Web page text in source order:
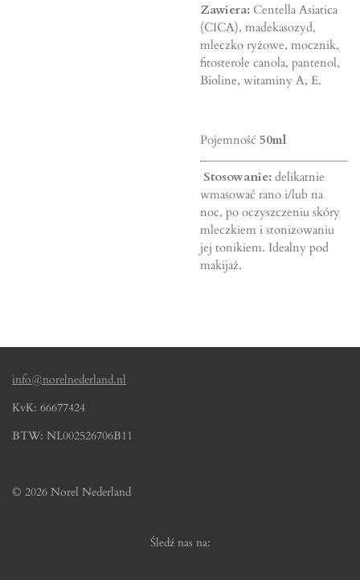
Zawiera: Centella Asiatica
(CICA), madekasozyd,
mleczko ryżowe, mocznik,
fitosterole canola, pantenol,
Bioline, witaminy A, E.
Pojemność 50ml
Stosowanie: delikatnie
wmasować rano i/lub na
noc, po oczyszczeniu skóry
mleczkiem i stonizowaniu
jej tonikiem. Idealny pod
makijaż.
info@norelnederland.nl
KvK: 66677424
BTW: NL002526706B11
© 2026 Norel Nederland
Śledź nas na: